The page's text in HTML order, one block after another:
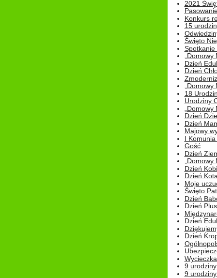
2021
Konkurs
15
Święto
Spotkanie
Dzień
Dzień
18
Urodziny
Dzień
Dzień
Majowy
I
Gość
Dzień
Dzień
Dzień
Moje
Święto
Dzień
Dzień
Dzień
Dzień
9
9